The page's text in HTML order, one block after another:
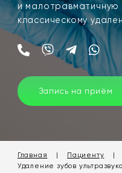
и малотравматичную
классическому
Запись на приём
Главная | Пациенту |
Удаление зубов